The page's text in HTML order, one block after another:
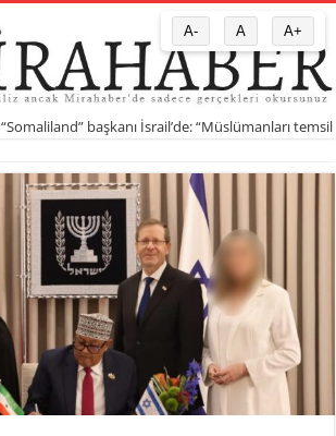
“Somaliland” başkanı İsrail’de: “Müslümanları temsil
A- A A+